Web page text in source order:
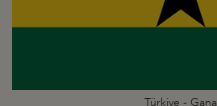
Türkiye - Gana